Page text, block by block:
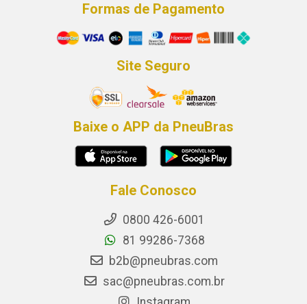
Formas de Pagamento
Site Seguro
Baixe o APP da PneuBras
Fale Conosco
0800 426-6001
81 99286-7368
b2b@pneubras.com
sac@pneubras.com.br